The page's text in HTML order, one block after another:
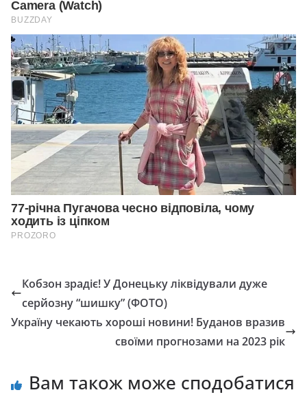
Кобзон зрадіє! У Донецьку ліквідували дуже
серйозну “шишку” (ФОТО)
Україну чекають хороші новини! Буданов вразив
своїми прогнозами на 2023 рік
Вам також може сподобатися